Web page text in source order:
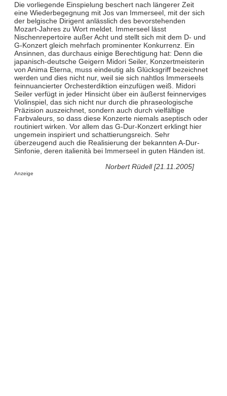
Die vorliegende Einspielung beschert nach längerer Zeit
eine Wiederbegegnung mit Jos van Immerseel, mit der sich
der belgische Dirigent anlässlich des bevorstehenden
Mozart-Jahres zu Wort meldet. Immerseel lässt
Nischenrepertoire außer Acht und stellt sich mit dem D- und
G-Konzert gleich mehrfach prominenter Konkurrenz. Ein
Ansinnen, das durchaus einige Berechtigung hat: Denn die
japanisch-deutsche Geigern Midori Seiler, Konzertmeisterin
von Anima Eterna, muss eindeutig als Glücksgriff bezeichnet
werden und dies nicht nur, weil sie sich nahtlos Immerseels
feinnuancierter Orchesterdiktion einzufügen weiß. Midori
Seiler verfügt in jeder Hinsicht über ein äußerst feinnerviges
Violinspiel, das sich nicht nur durch die phraseologische
Präzision auszeichnet, sondern auch durch vielfältige
Farbvaleurs, so dass diese Konzerte niemals aseptisch oder
routiniert wirken. Vor allem das G-Dur-Konzert erklingt hier
ungemein inspiriert und schattierungsreich. Sehr
überzeugend auch die Realisierung der bekannten A-Dur-
Sinfonie, deren italienità bei Immerseel in guten Händen ist.
Norbert Rüdell [21.11.2005]
Anzeige